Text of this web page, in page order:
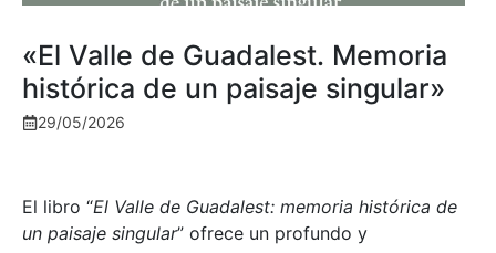
«El Valle de Guadalest. Memoria
histórica de un paisaje singular»
29/05/2026
El libro “El Valle de Guadalest: memoria histórica de
un paisaje singular” ofrece un profundo y